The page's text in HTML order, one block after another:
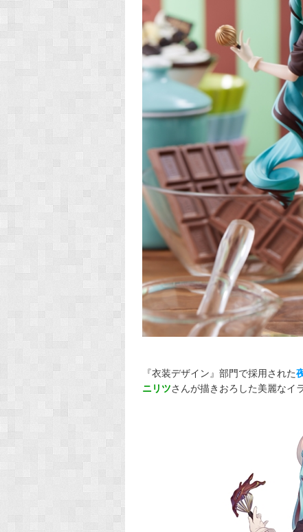
『衣装デザイン』部門で採用された
ニリツさんが描きおろした美麗なイ